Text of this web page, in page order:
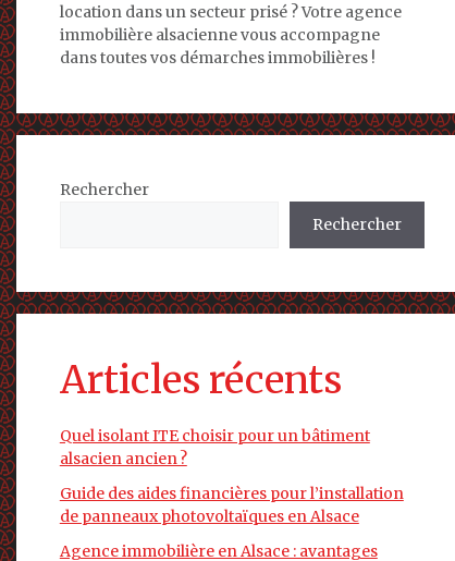
location dans un secteur prisé ? Votre agence
immobilière alsacienne vous accompagne
dans toutes vos démarches immobilières !
Rechercher
Rechercher
Articles récents
Quel isolant ITE choisir pour un bâtiment
alsacien ancien ?
Guide des aides financières pour l’installation
de panneaux photovoltaïques en Alsace
Agence immobilière en Alsace : avantages